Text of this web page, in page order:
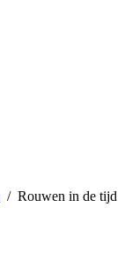
/ Rouwen in de tijd